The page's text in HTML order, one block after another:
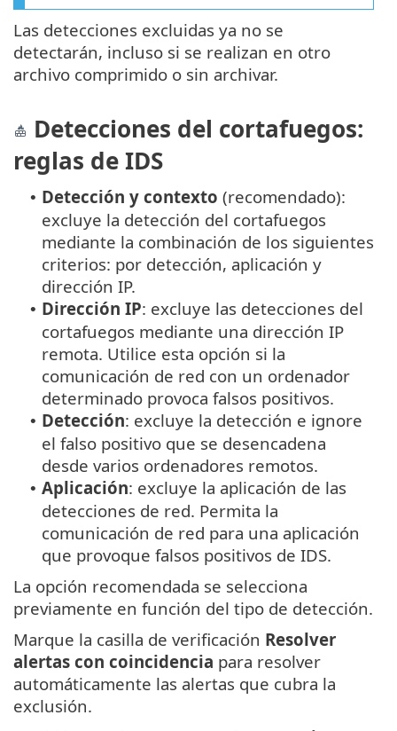
Las detecciones excluidas ya no se
detectarán, incluso si se realizan en otro
archivo comprimido o sin archivar.
Detecciones del cortafuegos:
reglas de IDS
• Detección y contexto (recomendado):
excluye la detección del cortafuegos
mediante la combinación de los siguientes
criterios: por detección, aplicación y
dirección IP.
• Dirección IP: excluye las detecciones del
cortafuegos mediante una dirección IP
remota. Utilice esta opción si la
comunicación de red con un ordenador
determinado provoca falsos positivos.
• Detección: excluye la detección e ignore
el falso positivo que se desencadena
desde varios ordenadores remotos.
• Aplicación: excluye la aplicación de las
detecciones de red. Permita la
comunicación de red para una aplicación
que provoque falsos positivos de IDS.
La opción recomendada se selecciona
previamente en función del tipo de detección.
Marque la casilla de verificación Resolver
alertas con coincidencia para resolver
automáticamente las alertas que cubra la
exclusión.